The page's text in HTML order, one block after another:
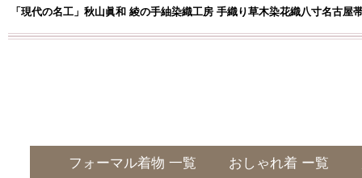
「現代の名工」秋山眞和 綾の手紬染織工房 手織り草木染花織八寸名古屋
フォーマル着物 一覧 おしゃれ着 ー覧